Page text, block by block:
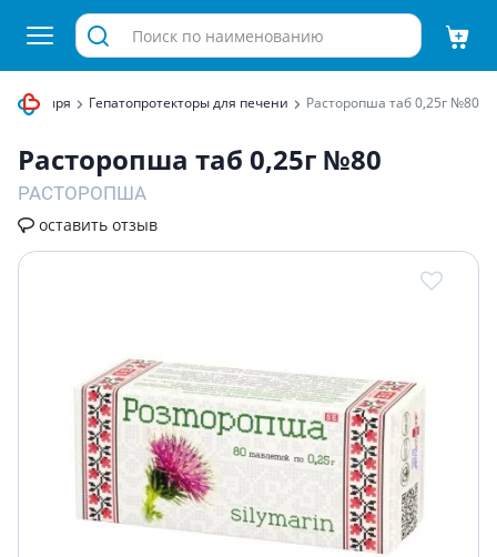
пузыря Гепатопротекторы для печени Расторопша таб 0,25г №80
Расторопша таб 0,25г №80
РАСТОРОПША
оставить отзыв